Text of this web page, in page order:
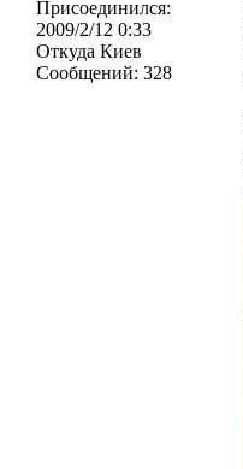
Присоединился:
2009/2/12 0:33
Откуда Киев
Сообщений: 328